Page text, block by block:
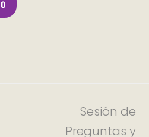
Sesión de
Preguntas y